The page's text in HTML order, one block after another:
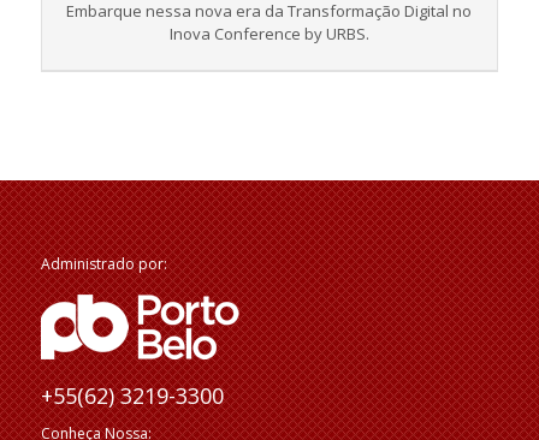
Embarque nessa nova era da Transformação Digital no
Inova Conference by URBS.
Administrado por:
+55(62) 3219-3300
Conheça Nossa: